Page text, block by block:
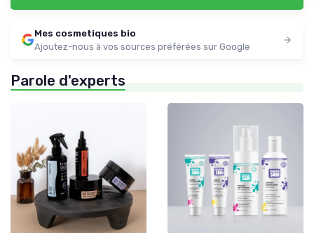
Mes cosmetiques bio
Ajoutez-nous à vos sources préférées sur Google
Parole d'experts